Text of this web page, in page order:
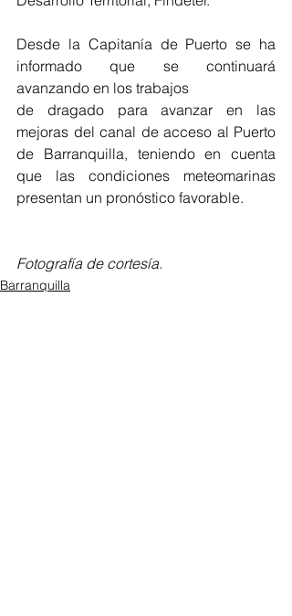
Desde la Capitanía de Puerto se ha
informado que se continuará
avanzando en los trabajos
de dragado para avanzar en las
mejoras del canal de acceso al Puerto
de Barranquilla, teniendo en cuenta
que las condiciones meteomarinas
presentan un pronóstico favorable.
Fotografía de cortesía.
Barranquilla